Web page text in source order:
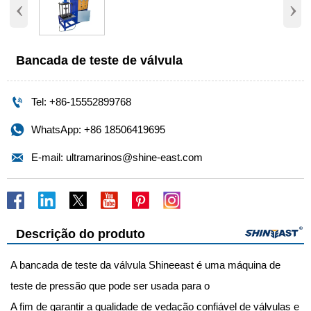
‹ ›
Bancada de teste de válvula
 Tel: +86-15552899768
 WhatsApp: +86 18506419695
 E-mail: ultramarinos@shine-east.com
Descrição do produto
A bancada de teste da válvula Shineeast é uma máquina de
teste de pressão que pode ser usada para o
A fim de garantir a qualidade de vedação confiável de válvulas e